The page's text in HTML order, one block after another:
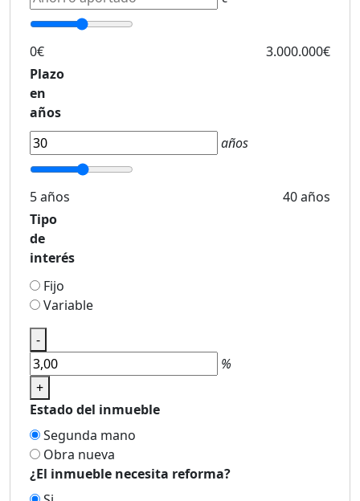
0€
3.000.000€
Plazo
en
años
años
5 años
40 años
Tipo
de
interés
Fijo
Variable
-
%
+
Estado del inmueble
Segunda mano
Obra nueva
¿El inmueble necesita reforma?